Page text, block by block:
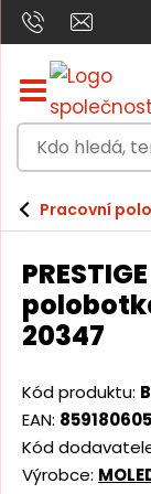
Z
o
b
a
i
t
s
k
ý
a
v
n
d
o
h
e
d
á
t
e
n
Pracovní
20347
Kód produktu:
EAN:
Kód
Výrobce: